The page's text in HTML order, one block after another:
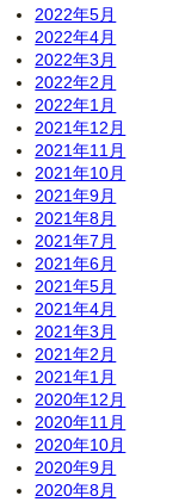
2022年5月
2022年4月
2022年3月
2022年2月
2022年1月
2021年12月
2021年11月
2021年10月
2021年9月
2021年8月
2021年7月
2021年6月
2021年5月
2021年4月
2021年3月
2021年2月
2021年1月
2020年12月
2020年11月
2020年10月
2020年9月
2020年8月